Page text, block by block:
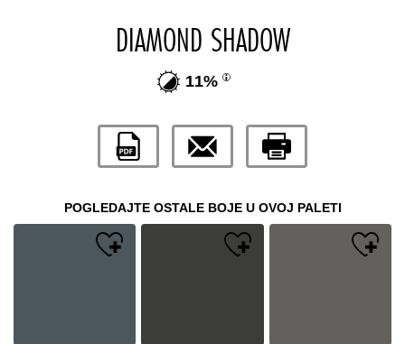
DIAMOND SHADOW
11%
POGLEDAJTE OSTALE BOJE U OVOJ PALETI